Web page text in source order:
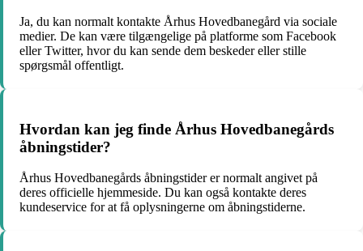
Ja, du kan normalt kontakte Århus Hovedbanegård via sociale
medier. De kan være tilgængelige på platforme som Facebook
eller Twitter, hvor du kan sende dem beskeder eller stille
spørgsmål offentligt.
Hvordan kan jeg finde Århus Hovedbanegårds
åbningstider?
Århus Hovedbanegårds åbningstider er normalt angivet på
deres officielle hjemmeside. Du kan også kontakte deres
kundeservice for at få oplysningerne om åbningstiderne.